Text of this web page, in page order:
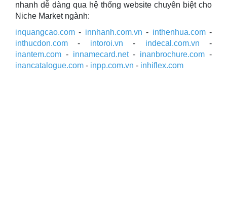
nhanh dễ dàng qua hệ thống website chuyên biệt cho
Niche Market ngành:
inquangcao.com - innhanh.com.vn - inthenhua.com-
inthucdon.com - intoroi.vn - indecal.com.vn -
inantem.com - innamecard.net- inanbrochure.com -
inancatalogue.com - inpp.com.vn - inhiflex.com